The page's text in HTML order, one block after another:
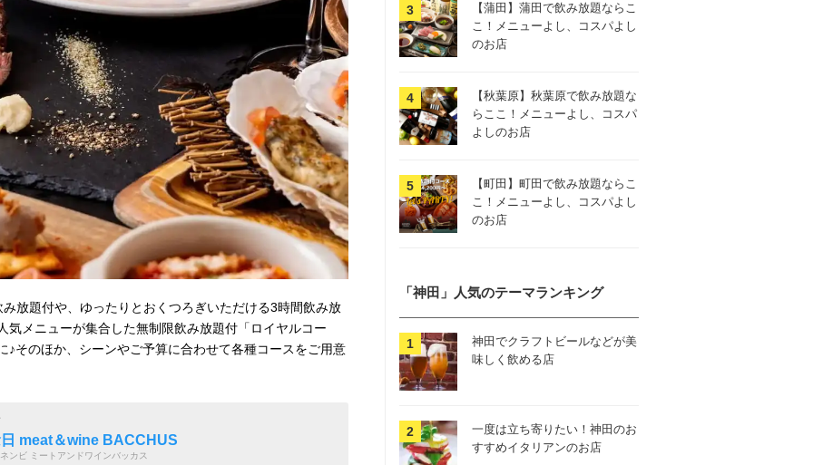
放題付や、ゆったりとおくつろぎいただける3時間飲み放
気メニューが集合した無制限飲み放題付「ロイヤルコー
♪そのほか、シーンやご予算に合わせて各種コースをご用意
meat＆wine BACCHUS
ンビ ミートアンドワインバッカス
【蒲田】蒲田で飲み放題ならこ
こ！メニューよし、コスパよし
のお店
【秋葉原】秋葉原で飲み放題な
らここ！メニューよし、コスパ
よしのお店
【町田】町田で飲み放題ならこ
こ！メニューよし、コスパよし
のお店
「神田」人気のテーマランキング
神田でクラフトビールなどが美
味しく飲める店
一度は立ち寄りたい！神田のお
すすめイタリアンのお店